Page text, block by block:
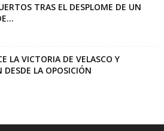
TRAS EL DESPLOME DE UN
LA VICTORIA DE VELASCO Y
LA OPOSICIÓN